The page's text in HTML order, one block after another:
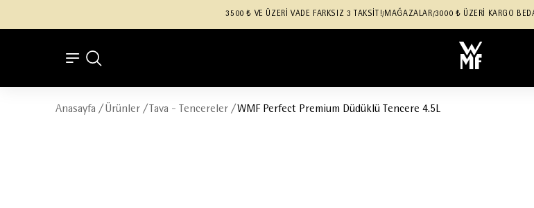
3500 ₺ VE ÜZERİ VADE FARKSIZ 3 TAKSİT!/ MAĞAZALAR/3000 ₺ ÜZERİ KARGO
Anasayfa / Ürünler / Tava - Tencereler / WMF Perfect Premium Düdüklü Tencere 4.5L